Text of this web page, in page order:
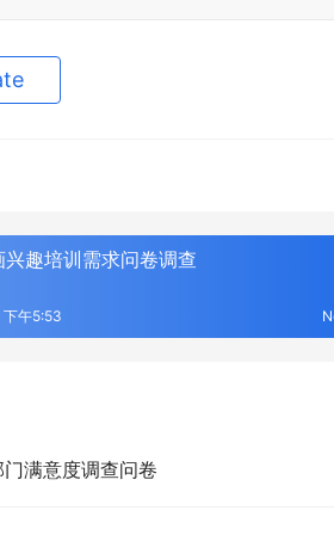
兴趣培训需求问卷调查
午5:53
满意度调查问卷